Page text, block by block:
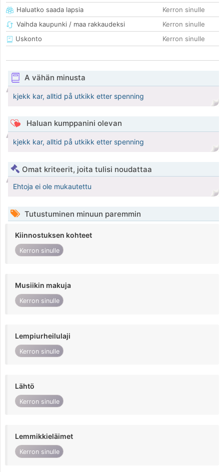
Haluatko saada lapsia
Kerron sinulle
Vaihda kaupunki / maa rakkaudeksi
Kerron sinulle
Uskonto
Kerron sinulle
A vähän minusta
kjekk kar, alltid på utkikk etter spenning
Haluan kumppanini olevan
kjekk kar, alltid på utkikk etter spenning
Omat kriteerit, joita tulisi noudattaa
Ehtoja ei ole mukautettu
Tutustuminen minuun paremmin
Kiinnostuksen kohteet
Kerron sinulle
Musiikin makuja
Kerron sinulle
Lempiurheilulaji
Kerron sinulle
Lähtö
Kerron sinulle
Lemmikkieläimet
Kerron sinulle